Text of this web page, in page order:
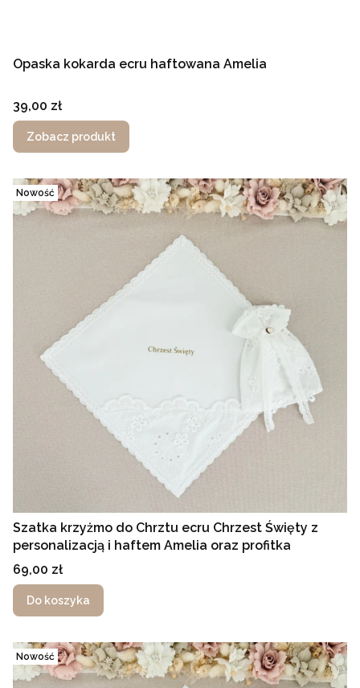
Opaska kokarda ecru haftowana Amelia
Cena
39,00 zł
Zobacz produkt
Nowość
Szatka krzyżmo do Chrztu ecru Chrzest Święty z
personalizacją i haftem Amelia oraz profitka
Cena
69,00 zł
Do koszyka
Nowość